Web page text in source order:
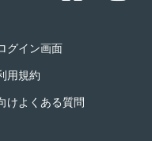
グイン画面
用規約
けよくある質問